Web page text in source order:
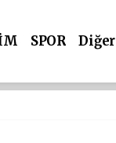
SPOR Diğer